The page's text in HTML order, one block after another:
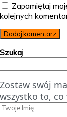
Zapamiętaj
kolejnych
Szukaj
Zostaw swój
wszystko to, co